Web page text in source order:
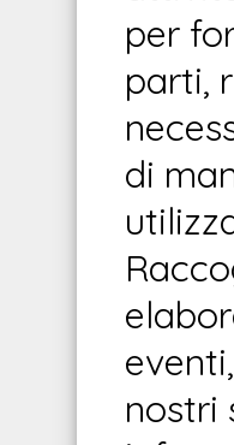
per
parti,
di
nostri